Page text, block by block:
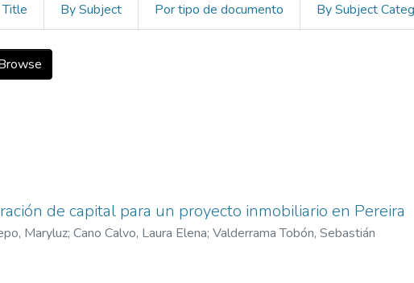
By Subject Por tipo de documento By Subject
(tesis) by Author "Cano Calvo, Laura
de capital para un proyecto inmobiliario en Pereira
Maryluz; Cano Calvo, Laura Elena; Valderrama Tobón, Sebastián